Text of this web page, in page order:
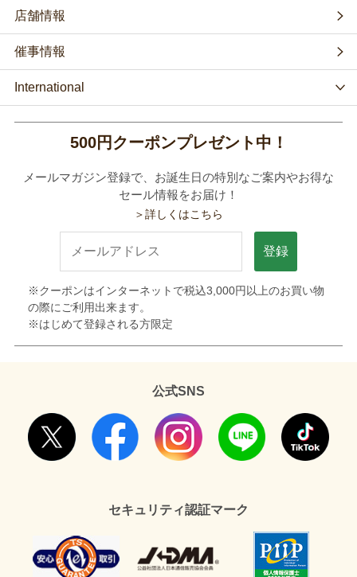
店舗情報
催事情報
International
500円クーポンプレゼント中！
メールマガジン登録で、お誕生日の特別なご案内やお得な
セール情報をお届け！
＞詳しくはこちら
登録
※クーポンはインターネットで税込3,000円以上のお買い物
の際にご利用出来ます。
※はじめて登録される方限定
公式SNS
セキュリティ認証マーク